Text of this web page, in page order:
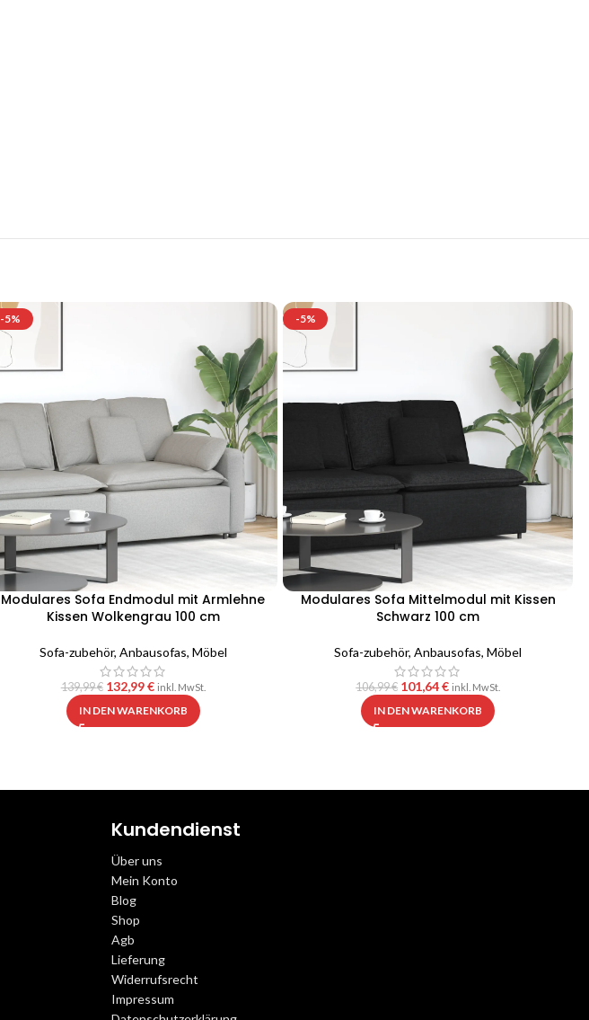
-5%
Modulares Sofa Endmodul mit Armlehne
Kissen Wolkengrau 100 cm
Sofa-zubehör, Anbausofas, Möbel
139,99€ 132,99€ inkl. MwSt.
IN DEN WARENKORB
-5%
Modulares Sofa Mittelmodul mit Kissen
Schwarz 100 cm
Sofa-zubehör,Anbausofas,Möbel
106,99€ 101,64€ inkl. MwSt.
IN DEN WARENKORB
Kundendienst
Über uns
Mein Konto
Blog
Shop
Agb
Lieferung
Widerrufsrecht
Impressum